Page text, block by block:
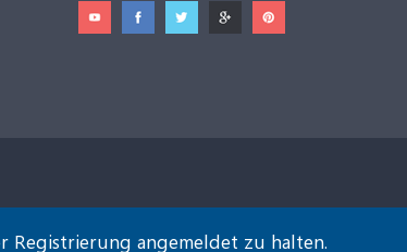
Registrierung angemeldet zu halten.